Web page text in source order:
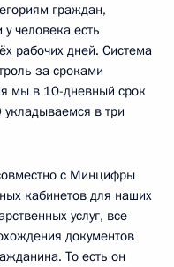
граждан,
человека есть
рабочих дней. Система
за сроками
мы в 10-дневный срок
в три
с Минцифры
кабинетов для наших
услуг, все
документов
То есть он